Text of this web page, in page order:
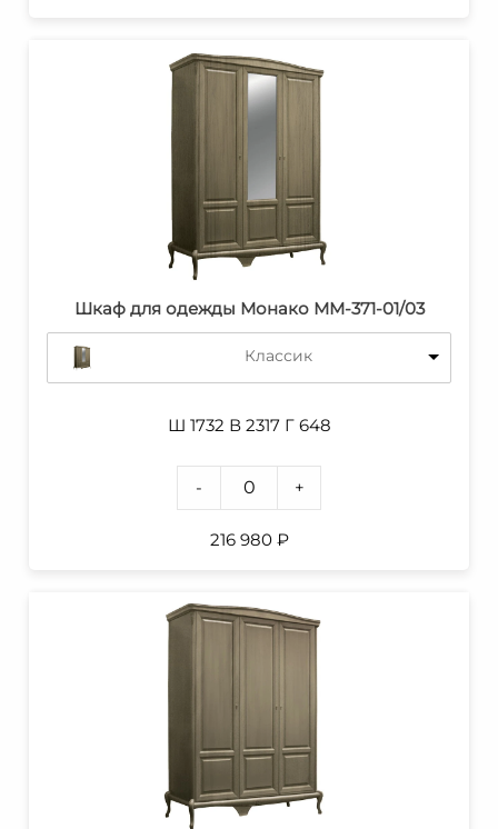
Шкаф для одежды Монако ММ-371-01/03
Классик
Ш 1732 В 2317 Г 648
- +
216 980 ₽